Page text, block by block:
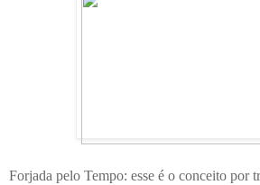
Forjada pelo Tempo: esse é o conceito por